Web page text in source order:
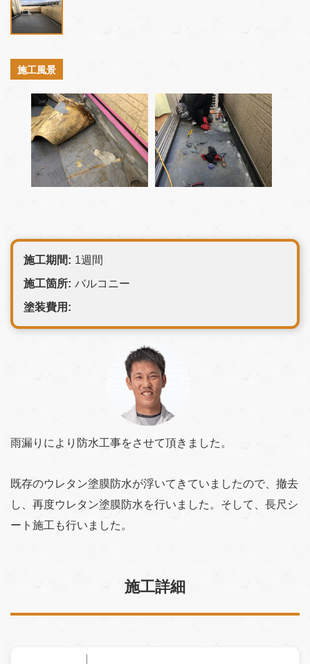
施工期間: 1週間
施工箇所: バルコニー
塗装費用:
雨漏りにより防水工事をさせて頂きました。
既存のウレタン塗膜防水が浮いてきていましたので、撤去
し、再度ウレタン塗膜防水を行いました。そして、長尺シ
ート施工も行いました。
施工詳細